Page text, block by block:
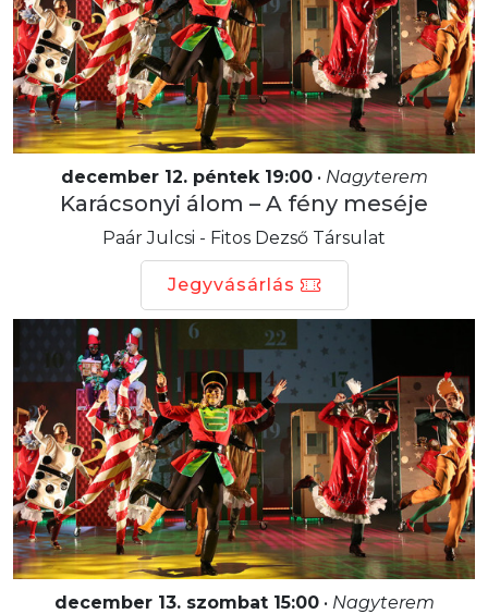
december 12. péntek 19:00• Nagyterem
Karácsonyi álom – A fény meséje
Paár Julcsi - Fitos Dezső Társulat
Jegyvásárlás
december 13. szombat 15:00• Nagyterem